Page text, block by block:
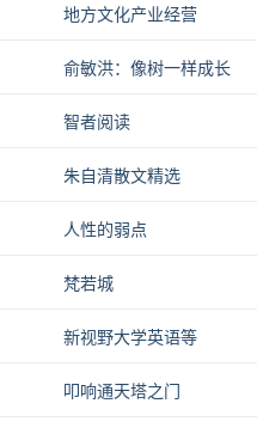
地方文化产业经营
俞敏洪：像树一样成长
智者阅读
朱自清散文精选
人性的弱点
梵若城
新视野大学英语等
叩响通天塔之门